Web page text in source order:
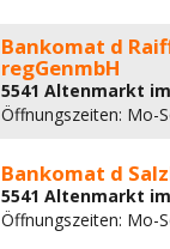
Bankomat d
regGenmbH
5541 Altenmarkt
Öffnungszeiten: Mo-
Bankomat d
5541 Altenmarkt
Öffnungszeiten: Mo-